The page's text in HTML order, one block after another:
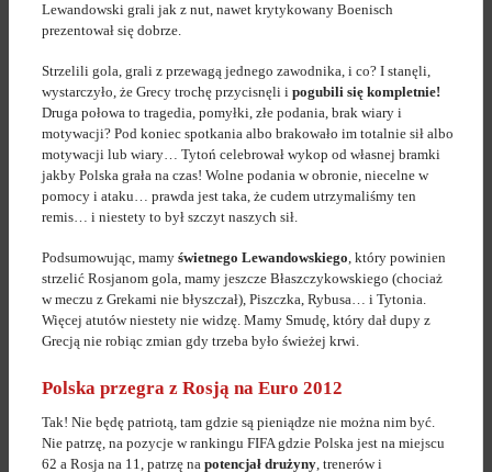
Lewandowski grali jak z nut, nawet krytykowany Boenisch
prezentował się dobrze.
Strzelili gola, grali z przewagą jednego zawodnika, i co? I stanęli,
wystarczyło, że Grecy trochę przycisnęli i pogubili się kompletnie!
Druga połowa to tragedia, pomyłki, złe podania, brak wiary i
motywacji? Pod koniec spotkania albo brakowało im totalnie sił albo
motywacji lub wiary… Tytoń celebrował wykop od własnej bramki
jakby Polska grała na czas! Wolne podania w obronie, niecelne w
pomocy i ataku… prawda jest taka, że cudem utrzymaliśmy ten
remis… i niestety to był szczyt naszych sił.
Podsumowując, mamy świetnego Lewandowskiego, który powinien
strzelić Rosjanom gola, mamy jeszcze Błaszczykowskiego (chociaż
w meczu z Grekami nie błyszczał), Piszczka, Rybusa… i Tytonia.
Więcej atutów niestety nie widzę. Mamy Smudę, który dał dupy z
Grecją nie robiąc zmian gdy trzeba było świeżej krwi.
Polska przegra z Rosją na Euro 2012
Tak! Nie będę patriotą, tam gdzie są pieniądze nie można nim być.
Nie patrzę, na pozycje w rankingu FIFA gdzie Polska jest na miejscu
62 a Rosja na 11, patrzę na potencjał drużyny, trenerów i